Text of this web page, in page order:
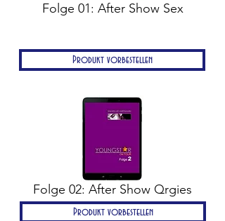
Folge 01: After Show Sex
Produkt vorbestellen
Folge 02: After Show Qrgies
Produkt vorbestellen